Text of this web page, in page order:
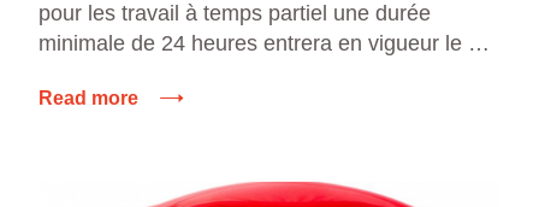
pour les travail à temps partiel une durée
minimale de 24 heures entrera en vigueur le 1er
suspendu l’entrée en vigueur de cette loi,
Read more